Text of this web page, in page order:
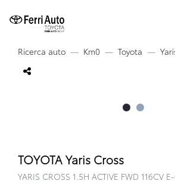
Ricerca auto Km0 Toyota
TOYOTA Yaris Cross
YARIS CROSS 1.5H ACTIVE FWD 116CV